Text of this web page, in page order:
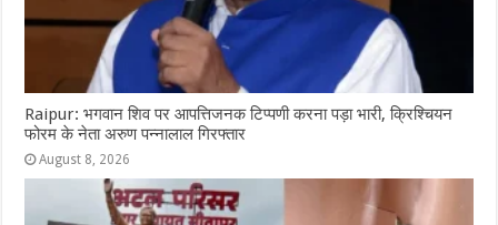
Raipur: भगवान शिव पर आपत्तिजनक टिप्पणी करना पड़ा भारी, क्रिश्चियन
फोरम के नेता अरुण पन्नालाल गिरफ्तार
August 8, 2026